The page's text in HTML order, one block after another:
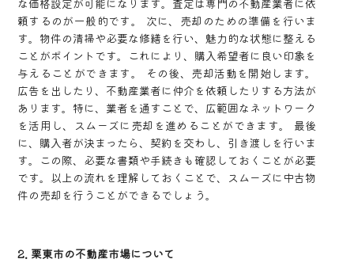
な価格設定が可能になります。査定は専門の不動産業者に依
頼するのが一般的です。 次に、売却のための準備を行いま
す。物件の清掃や必要な修繕を行い、魅力的な状態に整える
ことがポイントです。これにより、購入希望者に良い印象を
与えることができます。 その後、売却活動を開始します。
広告を出したり、不動産業者に仲介を依頼したりする方法が
あります。特に、業者を通すことで、広範囲なネットワーク
を活用し、スムーズに売却を進めることができます。 最後
に、購入者が決まったら、契約を交わし、引き渡しを行いま
す。この際、必要な書類や手続きも確認しておくことが必要
です。以上の流れを理解しておくことで、スムーズに中古物
件の売却を行うことができるでしょう。
2. 栗東市の不動産市場について